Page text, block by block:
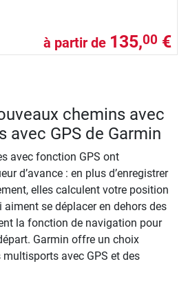
à partir de 135,00 €
chemins avec
avec GPS de Garmin
avec fonction GPS ont
d’avance : en plus d’enregistrer
elles calculent votre position
se déplacer en dehors des
la fonction de navigation pour
Garmin offre un choix
avec GPS et des